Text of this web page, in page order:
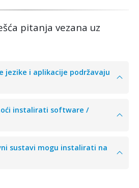
pitanja vezana uz
jezike i aplikacije podržavaju
instalirati software /
sustavi mogu instalirati na